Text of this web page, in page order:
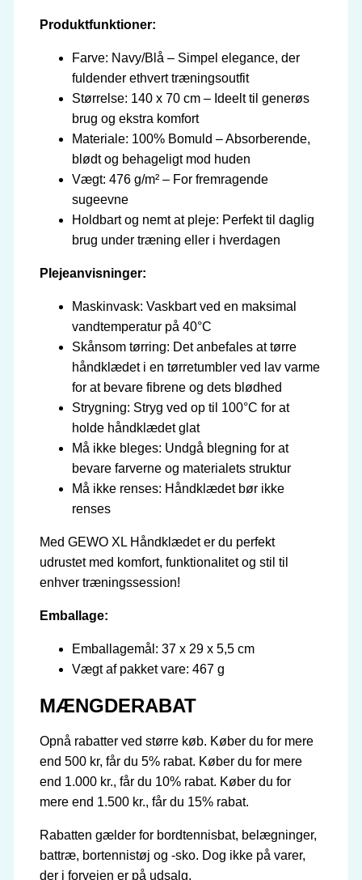
Produktfunktioner:
Farve: Navy/Blå – Simpel elegance, der
fuldender ethvert træningsoutfit
Størrelse: 140 x 70 cm – Ideelt til generøs
brug og ekstra komfort
Materiale: 100% Bomuld – Absorberende,
blødt og behageligt mod huden
Vægt: 476 g/m² – For fremragende
sugeevne
Holdbart og nemt at pleje: Perfekt til daglig
brug under træning eller i hverdagen
Plejeanvisninger:
Maskinvask: Vaskbart ved en maksimal
vandtemperatur på 40°C
Skånsom tørring: Det anbefales at tørre
håndklædet i en tørretumbler ved lav varme
for at bevare fibrene og dets blødhed
Strygning: Stryg ved op til 100°C for at
holde håndklædet glat
Må ikke bleges: Undgå blegning for at
bevare farverne og materialets struktur
Må ikke renses: Håndklædet bør ikke
renses
Med GEWO XL Håndklædet er du perfekt
udrustet med komfort, funktionalitet og stil til
enhver træningssession!
Emballage:
Emballagemål: 37 x 29 x 5,5 cm
Vægt af pakket vare: 467 g
MÆNGDERABAT
Opnå rabatter ved større køb. Køber du for mere
end 500 kr, får du 5% rabat. Køber du for mere
end 1.000 kr., får du 10% rabat. Køber du for
mere end 1.500 kr., får du 15% rabat.
Rabatten gælder for bordtennisbat, belægninger,
battræ, bortennistøj og -sko. Dog ikke på varer,
der i forvejen er på udsalg.